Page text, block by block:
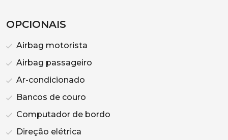
OPCIONAIS
Airbag motorista
Airbag passageiro
Ar-condicionado
Bancos de couro
Computador de bordo
Direção elétrica